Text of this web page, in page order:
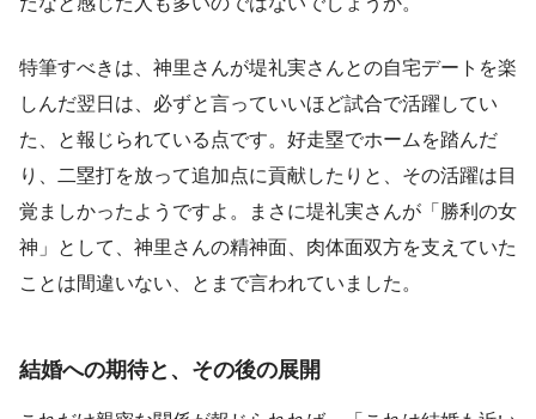
特筆すべきは、神里さんが堤礼実さんとの自宅デートを楽
しんだ翌日は、必ずと言っていいほど試合で活躍してい
た、と報じられている点です。好走塁でホームを踏んだ
り、二塁打を放って追加点に貢献したりと、その活躍は目
覚ましかったようですよ。まさに堤礼実さんが「勝利の女
神」として、神里さんの精神面、肉体面双方を支えていた
ことは間違いない、とまで言われていました。
結婚への期待と、その後の展開